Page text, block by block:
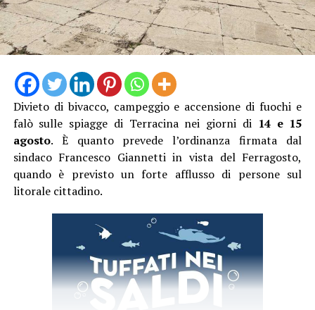
lungomare fosse particolarmente affollato proprio
nell’ora di punta del sabato.
Divieto di bivacco, campeggio e accensione di fuochi e
falò sulle spiagge di Terracina nei giorni di 14 e 15
agosto. È quanto prevede l’ordinanza firmata dal
sindaco Francesco Giannetti in vista del Ferragosto,
quando è previsto un forte afflusso di persone sul
litorale cittadino.